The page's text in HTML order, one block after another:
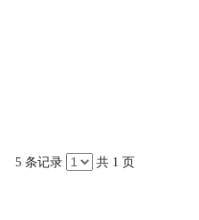
5 条记录 共 1 页